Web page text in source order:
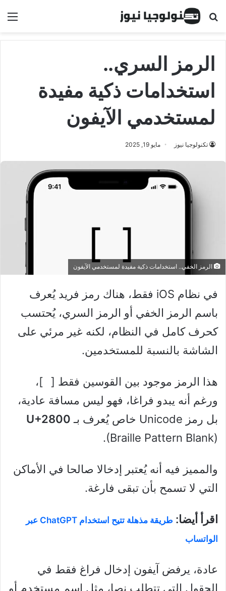
البحث عن
الرمز السري..
استخدامات ذكية مفيدة
لمستخدمي الآيفون
تكنولوجيا نيوز مايو 19, 2025
الرمز الخفي.. استخدامات ذكية مفيدة لمستخدمي الآيفون
في نظام iOS فقط، هناك رمز فريد يُعرف
باسم الرمز الخفي أو الرمز السري، يُحتسب
كحرف كامل في النظام، لكنه غير مرئي على
الشاشة بالنسبة للمستخدمين.
هذا الرمز موجود بين القوسين فقط [⠀]،
ورغم أنه يبدو فراغا، فهو ليس مسافة عادية،
بل رمز Unicode خاص يُعرف بـ
U+2800
(Braille Pattern Blank).
والمميز فيه أنه يُعتبر إدخالا صالحا في الأماكن
التي لا تسمح بأن تبقى فارغة.
اقرأ أيضا:
طريقة مذهلة تتيح استخدام ChatGPT عبر
الواتساب
عادة، يرفض آيفون إدخال فراغ فقط في
الحقول التي تتطلب نصا، مثل اسم مستخدم أو